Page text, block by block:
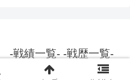
-戦績一覧- -戦歴一覧-
鑑 -戦績一覧- -戦歴一覧-.